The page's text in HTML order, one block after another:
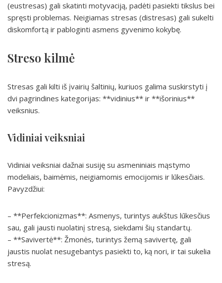
(eustresas) gali skatinti motyvaciją, padėti pasiekti tikslus bei
spręsti problemas. Neigiamas stresas (distresas) gali sukelti
diskomfortą ir pabloginti asmens gyvenimo kokybę.
Streso kilmė
Stresas gali kilti iš įvairių šaltinių, kuriuos galima suskirstyti į
dvi pagrindines kategorijas: **vidinius** ir **išorinius**
veiksnius.
Vidiniai veiksniai
Vidiniai veiksniai dažnai susiję su asmeniniais mąstymo
modeliais, baimėmis, neigiamomis emocijomis ir lūkesčiais.
Pavyzdžiui:
– **Perfekcionizmas**: Asmenys, turintys aukštus lūkesčius
sau, gali jausti nuolatinį stresą, siekdami šių standartų.
– **Savivertė**: Žmonės, turintys žemą savivertę, gali
jaustis nuolat nesugebantys pasiekti to, ką nori, ir tai sukelia
stresą.